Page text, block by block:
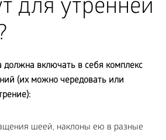
для утренней
должна включать в себя комплекс
(их можно чередовать или
шеей, наклоны ею в разные